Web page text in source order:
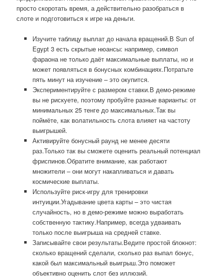
просто скоротать время, а действительно разобраться в
слоте и подготовиться к игре на деньги.
Изучите таблицу выплат до начала вращений.В Sun of
Egypt 3 есть скрытые нюансы: например, символ
фараона не только даёт максимальные выплаты, но и
может появляться в бонусных комбинациях.Потратьте
пять минут на изучение – это окупится.
Экспериментируйте с размером ставки.В демо-режиме
вы не рискуете, поэтому пробуйте разные варианты: от
минимальных 25 тенге до максимальных.Так вы
поймёте, как волатильность слота влияет на частоту
выигрышей.
Активируйте бонусный раунд не менее десяти
раз.Только так вы сможете оценить реальный потенциал
фриспинов.Обратите внимание, как работают
множители – они могут накапливаться и давать
космические выплаты.
Используйте риск-игру для тренировки
интуиции.Угадывание цвета карты – это чистая
случайность, но в демо-режиме можно выработать
собственную тактику.Например, всегда удваивать
только после выигрыша на средней ставке.
Записывайте свои результаты.Ведите простой блокнот:
сколько вращений сделали, сколько раз выпал бонус,
какой был максимальный выигрыш.Это поможет
объективно оценить слот без иллюзий.